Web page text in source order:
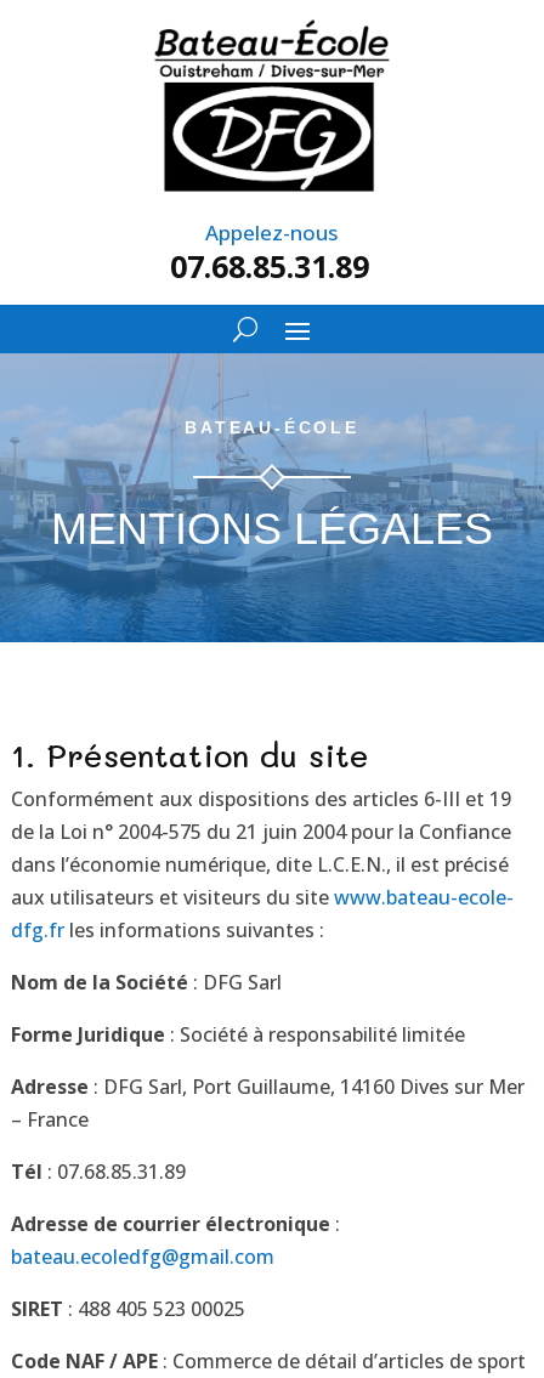
Appelez-nous
07.68.85.31.89
BATEAU-ÉCOLE
MENTIONS LÉGALES
1. Présentation du site
Conformément aux dispositions des articles 6-III et 19
de la Loi n° 2004-575 du 21 juin 2004 pour la Confiance
dans l’économie numérique, dite L.C.E.N., il est précisé
aux utilisateurs et visiteurs du sitewww.bateau-ecole-
dfg.fr les informations suivantes :
Nom de la Société : DFG Sarl
Forme Juridique : Société à responsabilité limitée
Adresse : DFG Sarl, Port Guillaume, 14160 Dives sur Mer
– France
Tél : 07.68.85.31.89
Adresse de courrier électronique :
bateau.ecoledfg@gmail.com
SIRET : 488 405 523 00025
Code NAF / APE : Commerce de détail d’articles de sport